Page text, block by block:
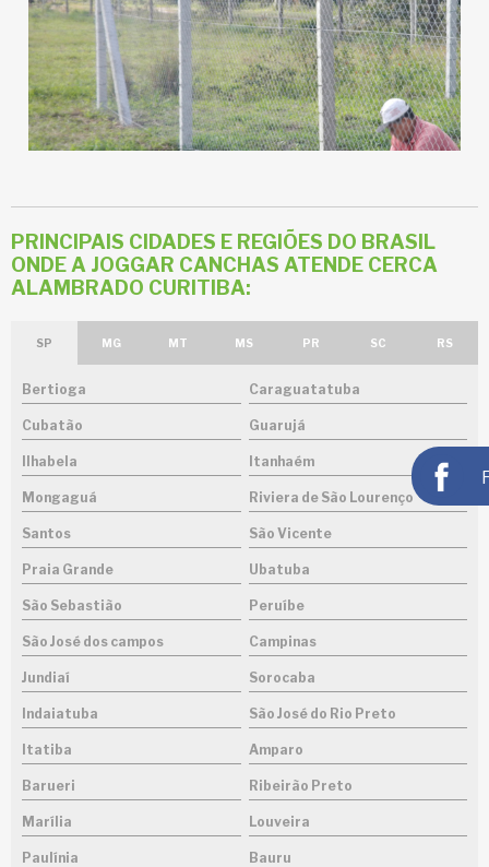
PRINCIPAIS CIDADES E REGIÕES DO BRASIL
ONDE A JOGGAR CANCHAS ATENDE CERCA
ALAMBRADO CURITIBA:
SP MG MT MS PR SC RS
Bertioga Caraguatatuba
Cubatão Guarujá
Ilhabela Itanhaém
Mongaguá Riviera de São Lourenço
Santos São Vicente
Praia Grande Ubatuba
São Sebastião Peruíbe
São José dos campos Campinas
Jundiaí Sorocaba
Indaiatuba São José do Rio Preto
Itatiba Amparo
Barueri Ribeirão Preto
Marília Louveira
Paulínia Bauru